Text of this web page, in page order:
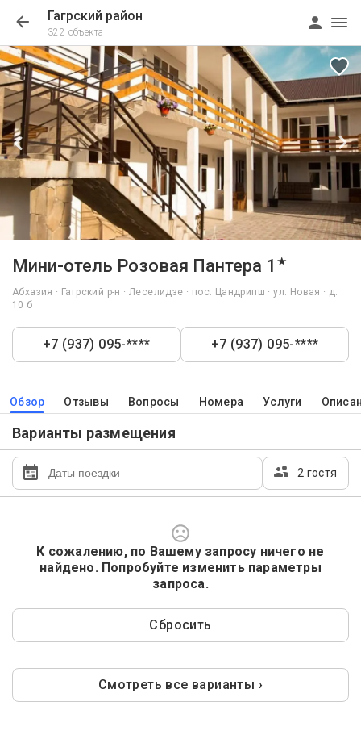
Гагрский район
322 объекта
Мини-отель Розовая Пантера 1 ★
Абхазия · Гагрский р-н · Леселидзе · пос. Цандрипш · ул. Новая · д.
10 б
+7 (937) 095-**** +7 (937) 095-****
Обзор Отзывы Вопросы Номера Услуги
Варианты размещения
2 гостя
К сожалению, по Вашему запросу ничего не
найдено. Попробуйте изменить параметры
запроса.
Сбросить
Смотреть все варианты ›